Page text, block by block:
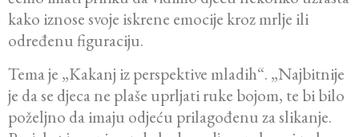
kako iznose svoje iskrene emocije kroz mrlje ili
određenu figuraciju.
Tema je „Kakanj iz perspektive mladih“. „Najbitnije
je da se djeca ne plaše uprljati ruke bojom, te bi bilo
poželjno da imaju odjeću prilagođenu za slikanje.